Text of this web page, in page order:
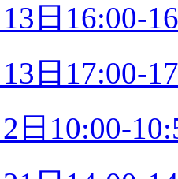
日16:00-
日17:00-
日10:00-